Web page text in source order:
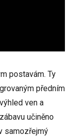
postavám. Ty
předním
ven a
učiněno
samozřejmý